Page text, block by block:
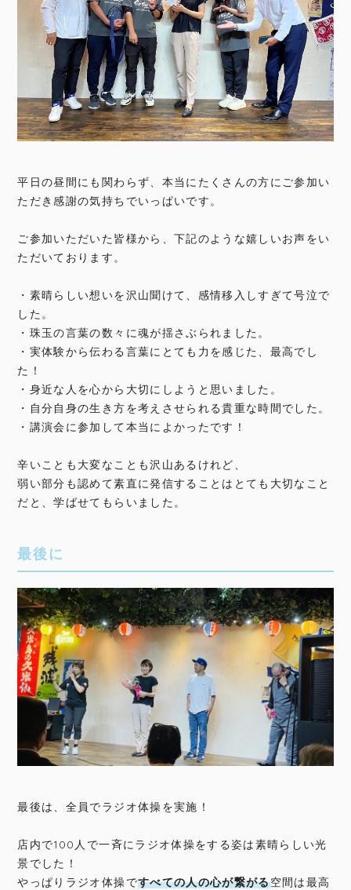
平日の昼間にも関わらず、本当にたくさんの方にご参加い
ただき感謝の気持ちでいっぱいです。
ご参加いただいた皆様から、下記のような嬉しいお声をい
ただいております。
・素晴らしい想いを沢山聞けて、感情移入しすぎて号泣で
した。
・珠玉の言葉の数々に魂が揺さぶられました。
・実体験から伝わる言葉にとても力を感じた、最高でし
た！
・身近な人を心から大切にしようと思いました。
・自分自身の生き方を考えさせられる貴重な時間でした。
・講演会に参加して本当によかったです！
辛いことも大変なことも沢山あるけれど、
弱い部分も認めて素直に発信することはとても大切なこと
だと、学ばせてもらいました。
最後に
最後は、全員でラジオ体操を実施！
店内で100人で一斉にラジオ体操をする姿は素晴らしい光
景でした！
やっぱりラジオ体操ですべての人の心が繋がる空間は最高